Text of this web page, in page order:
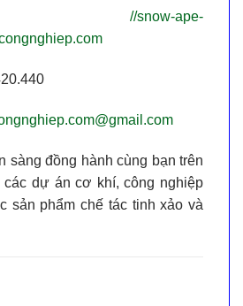
//snow-ape-
sàng đồng hành cùng bạn trên
các dự án cơ khí, công nghiệp
sản phẩm chế tác tinh xảo và